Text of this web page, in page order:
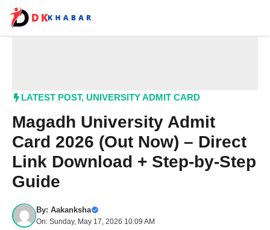
content
LATEST POST, UNIVERSITY ADMIT CARD
Magadh University Admit
Card 2026 (Out Now) – Direct
Link Download + Step-by-Step
Guide
By: Aakanksha
On: Sunday, May 17, 2026 10:09 AM